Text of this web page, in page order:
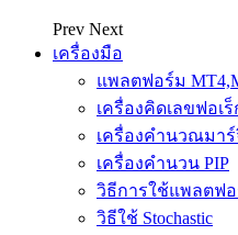
Prev Next
เครื่องมือ
แพลตฟอร์ม
เครื่องคิดเลขฟอเ
เครื่องคำนวณมา
เครื่องคำนวน PIP
วิธีการใช้แพลตฟอ
วิธีใช้ Stochastic